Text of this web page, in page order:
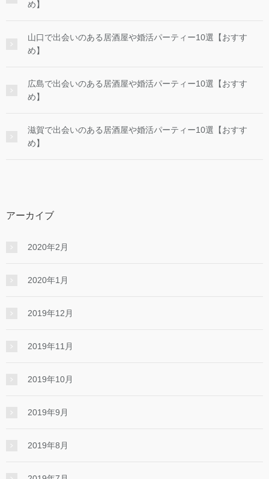
め】
山口で出会いのある居酒屋や婚活パーティー10選【おすす
め】
広島で出会いのある居酒屋や婚活パーティー10選【おすす
め】
滋賀で出会いのある居酒屋や婚活パーティー10選【おすす
め】
アーカイブ
2020年2月
2020年1月
2019年12月
2019年11月
2019年10月
2019年9月
2019年8月